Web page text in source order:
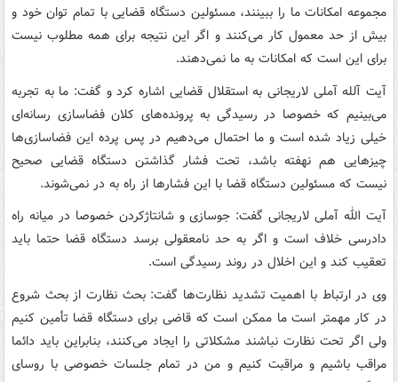
مجموعه امکانات ما را ببینند، مسئولین دستگاه قضایی با تمام توان خود و
بیش از حد معمول کار می‌کنند و اگر این نتیجه برای همه مطلوب نیست
برای این است که امکانات به ما نمی‌دهند.
آیت آلله آملی لاریجانی به استقلال قضایی اشاره کرد و گفت: ما به تجربه
می‌بینیم که خصوصا در رسیدگی به پرونده‌های کلان فضاسازی رسانه‌ای
خیلی زیاد شده است و ما احتمال می‌دهیم در پس پرده این فضاسازی‌ها
چیزهایی هم نهفته باشد، تحت فشار گذاشتن دستگاه قضایی صحیح
نیست که مسئولین دستگاه قضا با این فشارها از راه به در نمی‌شوند.
آیت الله آملی لاریجانی گفت: جوسازی و شانتاژکردن خصوصا در میانه راه
دادرسی خلاف است و اگر به حد نامعقولی برسد دستگاه قضا حتما باید
تعقیب کند و این اخلال در روند رسیدگی است.
وی در ارتباط با اهمیت تشدید نظارت‌ها گفت: بحث نظارت از بحث شروع
در کار مهمتر است ما ممکن است که قاضی برای دستگاه قضا تأمین کنیم
ولی اگر تحت نظارت نباشند مشکلاتی را ایجاد می‌کنند، بنابراین باید دائما
مراقب باشیم و مراقبت کنیم و من در تمام جلسات خصوصی با روسای